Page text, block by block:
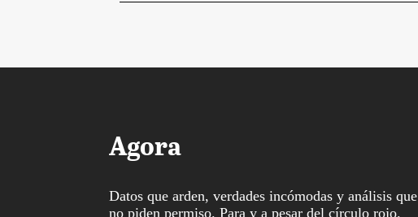
Agora
Datos que arden, verdades incómodas y análisis que
no piden permiso. Para y a pesar del círculo rojo.